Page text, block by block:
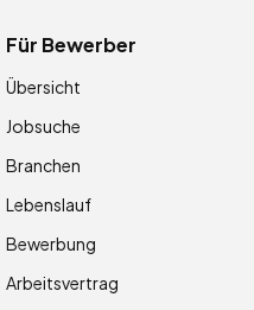
Für Bewerber
Übersicht
Jobsuche
Branchen
Lebenslauf
Bewerbung
Arbeitsvertrag